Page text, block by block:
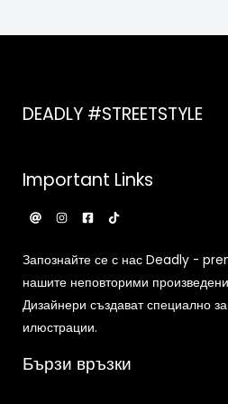
DEADLY #STREETSTYLE
Important Links
Запознайте се с нас Deadly -
нашите неповторими
Дизайнери създават специално
илюстрации.
Бързи връзки